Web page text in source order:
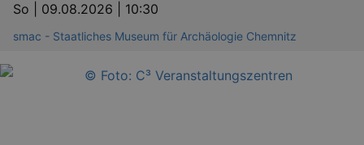
So | 09.08.2026 | 10:30
smac - Staatliches Museum für Archäologie Chemnitz